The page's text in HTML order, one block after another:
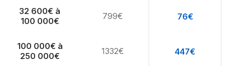
32 600€ à
100 000€
100 000€ à
250 000€
799€
1332€
76€
447€